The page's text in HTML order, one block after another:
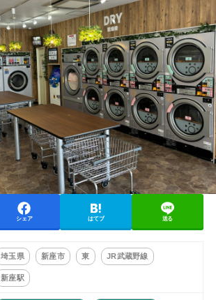
シェア はてブ 送る
埼玉県 新座市 東 JR武蔵野線
新座駅